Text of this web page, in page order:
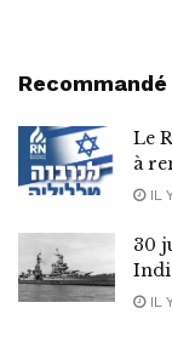
Le
à
IL
30
IL